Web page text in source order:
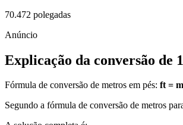
70.472 polegadas
Explicação da conversão de
Fórmula de conversão de metros em pés: ft =
Segundo a fórmula de conversão de metros